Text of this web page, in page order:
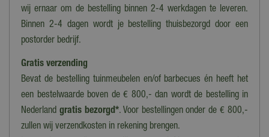
0,6 - 1,5 kg / 10 m²
Inhoud
1,5 kg
Goed voor
30 lopende meter
wij ernaar om de bestelling binnen 2-4 werkdagen te leveren.
Binnen 2-4 dagen wordt je bestelling thuisbezorgd door een
postorder bedrijf.
Gratis verzending
Bevat de bestelling tuinmeubelen en/of barbecues én heeft het
een bestelwaarde boven de € 800,- dan wordt de bestelling in
Nederland gratis bezorgd*. Voor bestellingen onder de € 800,-
zullen wij verzendkosten in rekening brengen.